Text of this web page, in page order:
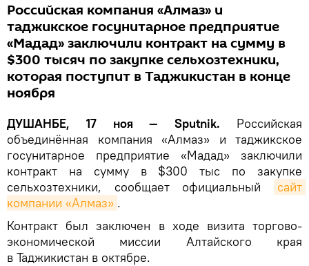
Российская компания «Алмаз» и
таджикское госунитарное предприятие
«Мадад» заключили контракт на сумму в
$300 тысяч по закупке сельхозтехники,
которая поступит в Таджикистан в конце
ноября
ДУШАНБЕ, 17 ноя — Sputnik. Российская
объединённая компания «Алмаз» и таджикское
госунитарное предприятие «Мадад» заключили
контракт на сумму в $300 тыс по закупке
сельхозтехники, сообщает официальный
сайт
компании «Алмаз» .
Контракт был заключен в ходе визита торгово-
экономической миссии Алтайского края
в Таджикистан в октябре.